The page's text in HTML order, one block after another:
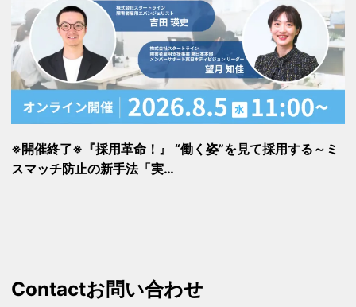
※開催終了※『採用革命！』 “働く姿”を見て採用する～ミ
スマッチ防止の新手法「実…
Contactお問い合わせ